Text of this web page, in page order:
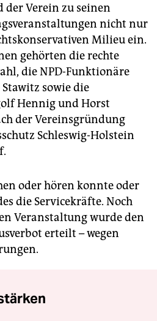
der Verein zu seinen
nicht nur
Milieu ein.
gehörten die rechte
die NPD-Funktionäre
sowie die
Hennig und Horst
der Vereinsgründung
Schleswig-Holstein
oder hören konnte oder
die Servicekräfte. Noch
Veranstaltung wurde den
erteilt – wegen